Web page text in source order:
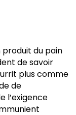
produit du pain
de savoir
plus comme
de
l’exigence